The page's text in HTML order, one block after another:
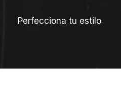
Perfecciona tu estilo